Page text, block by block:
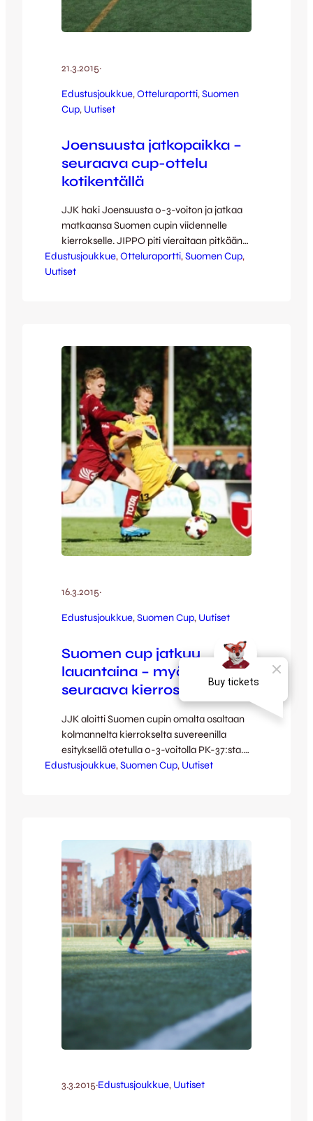
21.3.2015·
Edustusjoukkue, Otteluraportti, Suomen
Cup, Uutiset
Joensuusta jatkopaikka –
seuraava cup-ottelu
kotikentällä
JJK haki Joensuusta 0-3-voiton ja jatkaa
matkaansa Suomen cupin viidennelle
kierrokselle. JIPPO piti vieraitaan pitkään
nollilla, mutta lopulta Mikko Manninen teki
vieraille vapauttavan 0-1-osuman, kun
ottelussa ennakkoon selkeä suosikki ja
hallitsikin peliä. Varsin…
Edustusjoukkue, Otteluraportti, Suomen Cup
Uutiset
16.3.2015·
Edustusjoukkue, Suomen Cup, Uutiset
Suomen cup jatkuu
lauantaina – myös
seuraava kierros arvottu
JJK aloitti Suomen cupin omalta osaltaan
kolmannelta kierrokselta suvereenilla
esityksellä otetulla 0-3-voitolla PK-37:sta.
Seuraavaksi Kettupaidat matkaavat
JJK:n tavoin kolmannelta kierrokselta.
Vastaan arvottu MYPA:n edustusjoukkue
kuitenkin luopui sarjapaikastaan ja haettiin
konkurssiin ennen ottelun pelaamista,
joten JIPPO eteni luovutusvoiton…
Edustusjoukkue, Suomen Cup, Uutiset
3.3.2015·Edustusjoukkue, Uutiset